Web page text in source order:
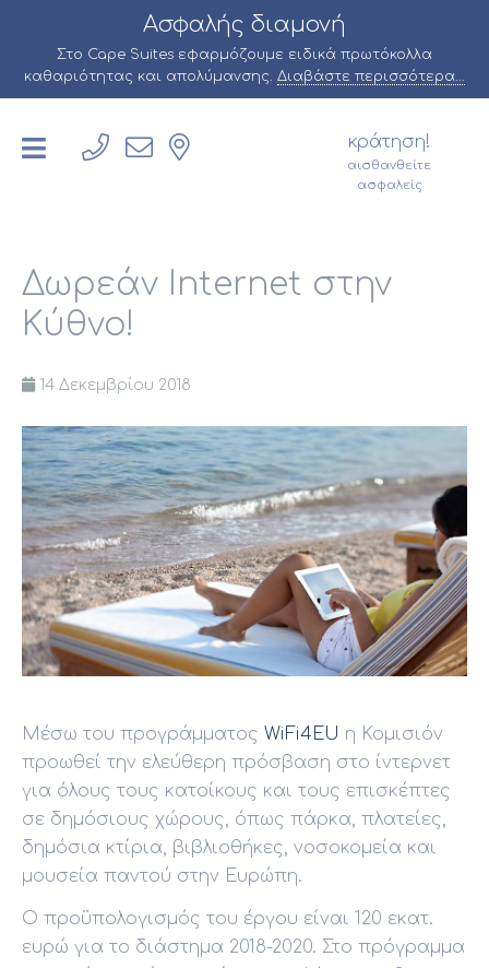
Ασφαλής διαμονή
Στο Cape Suites εφαρμόζουμε ειδικά πρωτόκολλα
καθαριότητας και απολύμανσης. Διαβάστε περισσότερα...
κράτηση!
αισθανθείτε
ασφαλείς
Δωρεάν Internet στην
Κύθνο!
14 Δεκεμβρίου 2018
Μέσω του προγράμματος WiFi4EU η Κομισιόν
προωθεί την ελεύθερη πρόσβαση στο ίντερνετ
για όλους τους κατοίκους και τους επισκέπτες
σε δημόσιους χώρους, όπως πάρκα, πλατείες,
δημόσια κτίρια, βιβλιοθήκες, νοσοκομεία και
μουσεία παντού στην Ευρώπη.
Ο προϋπολογισμός του έργου είναι 120 εκατ.
ευρώ για το διάστημα 2018-2020. Στο πρόγραμμα